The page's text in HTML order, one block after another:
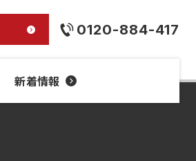
0120-884-417
新着情報